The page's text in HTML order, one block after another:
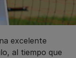
excelente
al tiempo que